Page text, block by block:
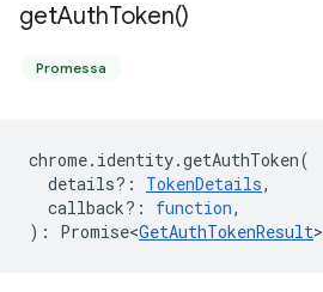
getAuthToken()
Promessa
chrome. identity.getAuthToken(
details? : TokenDetails,
callback? : function,
) : Promise<GetAuthTokenResult>